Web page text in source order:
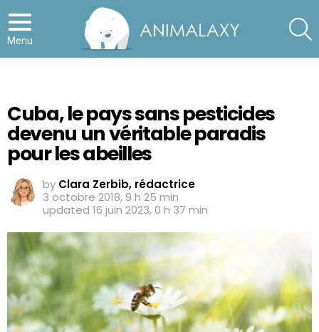
Menu
Cuba, le pays sans pesticides
devenu un véritable paradis
pour les abeilles
by Clara Zerbib, rédactrice
3 octobre 2018, 9 h 25 min
updated 16 juin 2023, 0 h 37 min